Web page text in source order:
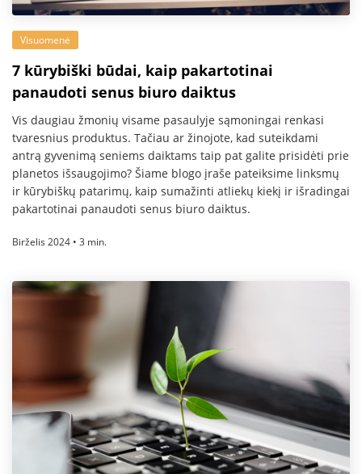
Visuomenė
7 kūrybiški būdai, kaip pakartotinai
panaudoti senus biuro daiktus
Vis daugiau žmonių visame pasaulyje sąmoningai renkasi
tvaresnius produktus. Tačiau ar žinojote, kad suteikdami
antrą gyvenimą seniems daiktams taip pat galite prisidėti prie
planetos išsaugojimo? Šiame blogo įraše pateiksime linksmų
ir kūrybiškų patarimų, kaip sumažinti atliekų kiekį ir išradingai
pakartotinai panaudoti senus biuro daiktus.
Birželis 2024 • 3 min.